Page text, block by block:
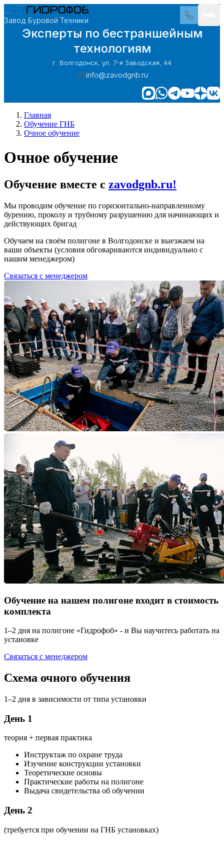
Завод Буровой Техники
Эксперты по бестраншейным
технологиям
г. Волгодонск, ул. 7-я Заводская, 44
info@zavodgnb.ru
Главная
Обучение ГНБ
Очное обучение
Очное обучение
Обучение вместе с zavodgnb.ru!
Мы проводим обучение по горизонтально-направленному
бурению, проколу и трубному разрушению для начинающих и
действующих бригад
Обучаем на своём полигоне в Волгодонске и выезжаем на
ваши объекты (условия обговариваются индивидуально с
нашим менеджером)
Связаться с менеджером
Обучение на нашем полигоне входит в стоимость
комплекта
1–2 дня на полигоне «Гидрофоб» - и Вы научитесь работать на
установке
Связаться с менеджером
Схема очного обучения
1–2 дня в зависимости от типа установки
День 1
теория + первая практика
Инструктаж по охране труда
Изучение конструкции установки
Теоретические основы
Практические работы на полигоне
Выдача свидетельства об обучении
День 2
(требуется при обучении на ГНБ установках)